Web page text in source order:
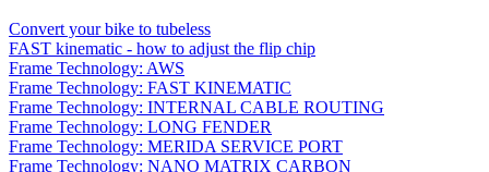
Convert your bike to tubeless
FAST kinematic - how to adjust the flip chip
Frame Technology: AWS
Frame Technology: FAST KINEMATIC
Frame Technology: INTERNAL CABLE ROUTING
Frame Technology: LONG FENDER
Frame Technology: MERIDA SERVICE PORT
Frame Technology: NANO MATRIX CARBON